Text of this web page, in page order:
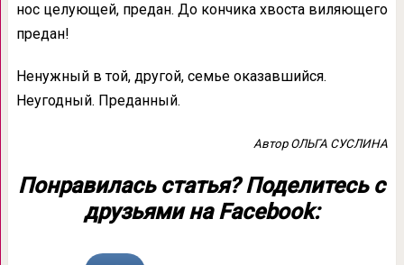
нос целующей, предан. До кончика хвоста виляющего
предан!
Ненужный в той, другой, семье оказавшийся.
Неугодный. Преданный.
Автор ОЛЬГА СУСЛИНА
Понравилась статья? Поделитесь с
друзьями на Facebook: